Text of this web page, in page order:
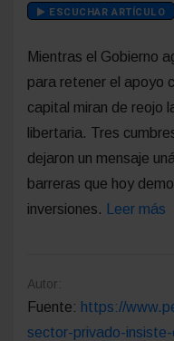
ESCUCHAR ARTÍCULO
Mientras el Gobierno
para retener el apoyo
capital miran de reojo
libertaria. Tres
dejaron un mensaje
barreras que hoy
inversiones.
Leer más
Autor:
Fuente: https://
sector-privado-